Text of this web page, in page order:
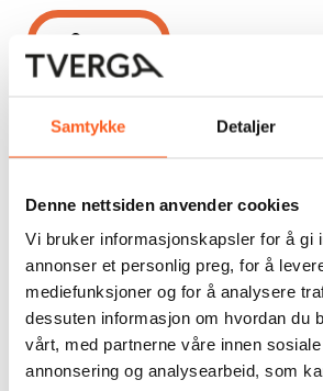
Samtykke Detaljer
Denne nettsiden anvender cookies
Vi bruker informasjonskapsler for å gi
annonser et personlig preg, for å
mediefunksjoner og for å analysere
dessuten informasjon om hvordan du
vårt, med partnerne våre innen
annonsering og analysearbeid, som
Se mer